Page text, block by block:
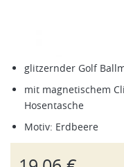
glitzernder Golf
mit magnetischem
Hosentasche
Motiv: Erdbeere